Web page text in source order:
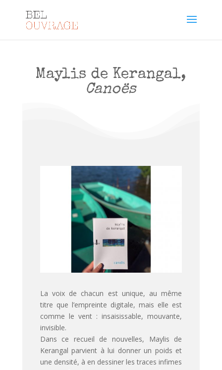
Maylis de Kerangal,
Canoës
La voix de chacun est unique, au même
titre que l’empreinte digitale, mais elle est
comme le vent : insaisissable, mouvante,
invisible.
Dans ce recueil de nouvelles, Maylis de
Kerangal parvient à lui donner un poids et
une densité, à en dessiner les traces infimes